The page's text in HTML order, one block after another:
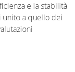
e la stabilità
unito a quello dei